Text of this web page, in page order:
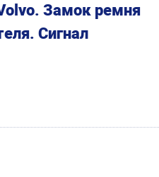
Замок ремня
Сигнал